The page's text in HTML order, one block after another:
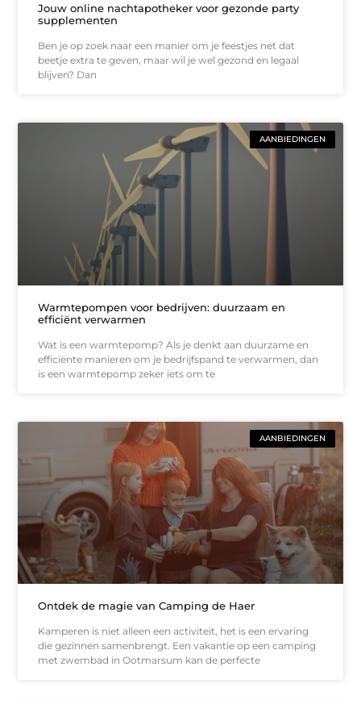
Jouw online nachtapotheker voor gezonde party
supplementen
Ben je op zoek naar een manier om je feestjes net dat
beetje extra te geven, maar wil je wel gezond en legaal
blijven? Dan
AANBIEDINGEN
Warmtepompen voor bedrijven: duurzaam en
efficiënt verwarmen
Wat is een warmtepomp? Als je denkt aan duurzame en
efficiënte manieren om je bedrijfspand te verwarmen, dan
is een warmtepomp zeker iets om te
AANBIEDINGEN
Ontdek de magie van Camping de Haer
Kamperen is niet alleen een activiteit, het is een ervaring
die gezinnen samenbrengt. Een vakantie op een camping
met zwembad in Ootmarsum kan de perfecte